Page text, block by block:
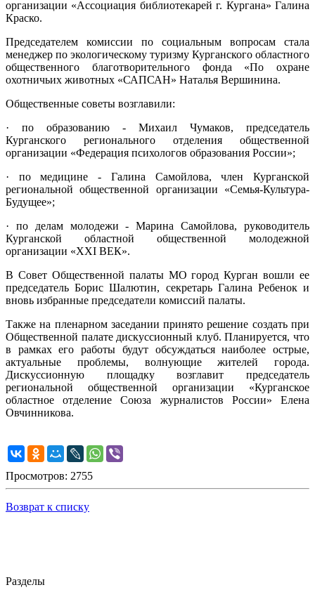
организации «Ассоциация библиотекарей г. Кургана» Галина
Краско.
Председателем комиссии по социальным вопросам стала
менеджер по экологическому туризму Курганского областного
общественного благотворительного фонда «По охране
охотничьих животных «САПСАН» Наталья Вершинина.
Общественные советы возглавили:
· по образованию - Михаил Чумаков, председатель
Курганского регионального отделения общественной
организации «Федерация психологов образования России»;
· по медицине - Галина Самойлова, член Курганской
региональной общественной организации «Семья-Культура-
Будущее»;
· по делам молодежи - Марина Самойлова, руководитель
Курганской областной общественной молодежной
организации «XXI ВЕК».
В Совет Общественной палаты МО город Курган вошли ее
председатель Борис Шалютин, секретарь Галина Ребенок и
вновь избранные председатели комиссий палаты.
Также на пленарном заседании принято решение создать при
Общественной палате дискуссионный клуб. Планируется, что
в рамках его работы будут обсуждаться наиболее острые,
актуальные проблемы, волнующие жителей города.
Дискуссионную площадку возглавит председатель
региональной общественной организации «Курганское
областное отделение Союза журналистов России» Елена
Овчинникова.
Просмотров: 2755
Возврат к списку
Разделы